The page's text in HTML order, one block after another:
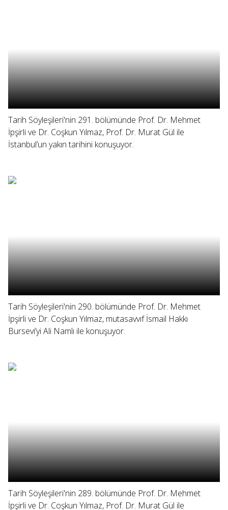
Tarih Söyleşileri'nin 291. bölümünde Prof. Dr. Mehmet
İpşirli ve Dr. Coşkun Yılmaz, Prof. Dr. Murat Gül ile
İstanbul’un yakın tarihini konuşuyor.
Tarih Söyleşileri'nin 290. bölümünde Prof. Dr. Mehmet
İpşirli ve Dr. Coşkun Yılmaz, mutasavvıf İsmail Hakkı
Bursevi’yi Ali Namlı ile konuşuyor.
Tarih Söyleşileri'nin 289. bölümünde Prof. Dr. Mehmet
İpşirli ve Dr. Coşkun Yılmaz, Prof. Dr. Murat Gül ile